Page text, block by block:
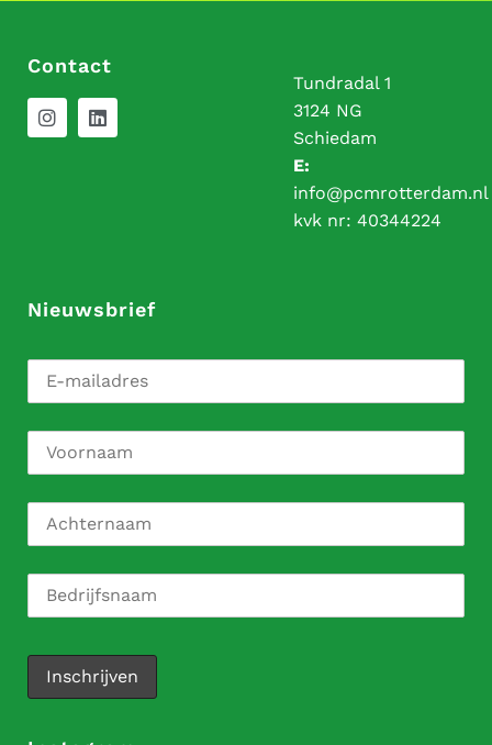
Contact
Tundradal 1
3124 NG
Schiedam
E:
info@pcmrotterdam.nl
kvk nr: 40344224
Nieuwsbrief